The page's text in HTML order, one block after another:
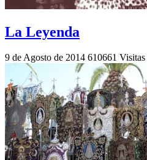
La Leyenda
9 de Agosto de 2014 610661 Visitas